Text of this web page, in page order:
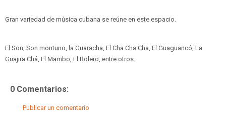
Gran variedad de música cubana se reúne en este espacio.
El Son, Son montuno, la Guaracha, El Cha Cha Cha, El Guaguancó, La
Guajira Chá, El Mambo, El Bolero, entre otros.
0 Comentarios:
Publicar un comentario